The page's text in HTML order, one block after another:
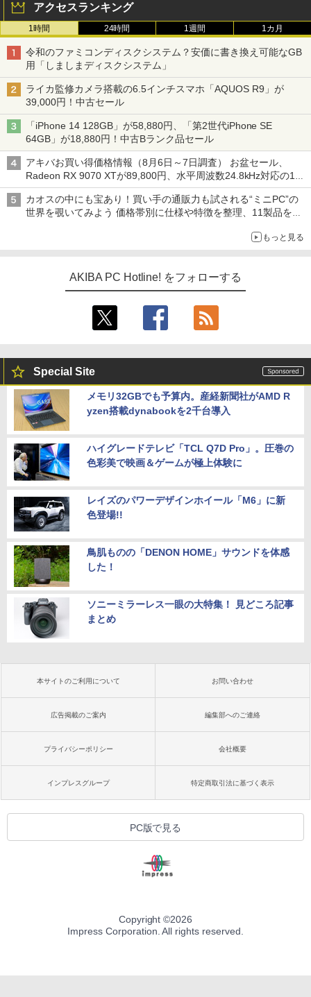
アクセスランキング
1時間 24時間 1週間 1カ月
令和のファミコンディスクシステム？安価に書き換え可能なGB
用「しましまディスクシステム」
ライカ監修カメラ搭載の6.5インチスマホ「AQUOS R9」が
39,000円！中古セール
「iPhone 14 128GB」が58,880円、「第2世代iPhone SE
64GB」が18,880円！中古Bランク品セール
アキバお買い得価格情報（8月6日～7日調査） お盆セール、
Radeon RX 9070 XTが89,800円、水平周波数24.8kHz対応の17
型モニターが9,801円、暑さ指数連動セール ほか
カオスの中にも宝あり！買い手の通販力も試される“ミニPC”の
世界を覗いてみよう 価格帯別に仕様や特徴を整理、11製品をピ
もっと見る
AKIBA PC Hotline! をフォローする
Special Site
メモリ32GBでも予算内。産経新聞社がAMD R
yzen搭載dynabookを2千台導入
ハイグレードテレビ「TCL Q7D Pro」。圧巻の
色彩美で映画＆ゲームが極上体験に
レイズのパワーデザインホイール「M6」に新
色登場!!
鳥肌ものの「DENON HOME」サウンドを体感
した！
ソニーミラーレス一眼の大特集！ 見どころ記事
まとめ
本サイトのご利用について お問い合わせ
広告掲載のご案内 編集部へのご連絡
プライバシーポリシー 会社概要
インプレスグループ 特定商取引法に基づく表示
PC版で見る
Copyright ©2026
Impress Corporation. All rights reserved.